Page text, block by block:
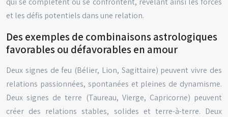
et les défis potentiels dans une relation.
Des exemples de combinaisons astrologiques
favorables ou défavorables en amour
Deux signes de feu (Bélier, Lion, Sagittaire) peuvent vivre des
relations passionnées, spontanées et pleines de dynamisme.
Deux signes de terre (Taureau, Vierge, Capricorne) peuvent
créer des relations stables, solides et terre-à-terre. Deux